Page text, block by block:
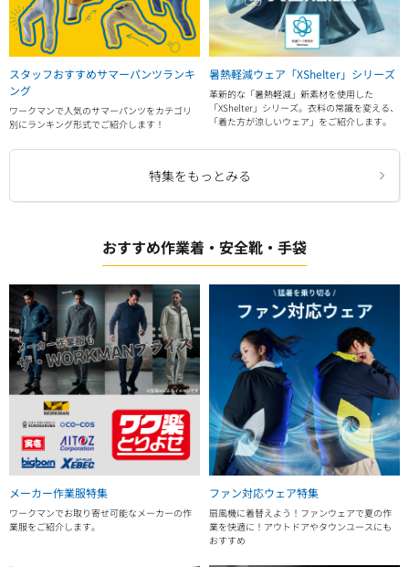
スタッフおすすめサマーパンツランキ
ング
ワークマンで人気のサマーパンツをカテゴリ
別にランキング形式でご紹介します！
暑熱軽減ウェア「XShelter」シリーズ
革新的な「暑熱軽減」新素材を使用した
「XShelter」シリーズ。衣料の常識を変える、
「着た方が涼しいウェア」をご紹介します。
特集をもっとみる
おすすめ作業着・安全靴・手袋
メーカー作業服特集
ワークマンでお取り寄せ可能なメーカーの作
業服をご紹介します。
ファン対応ウェア特集
扇風機に着替えよう！ファンウェアで夏の作
業を快適に！アウトドアやタウンユースにも
おすすめ